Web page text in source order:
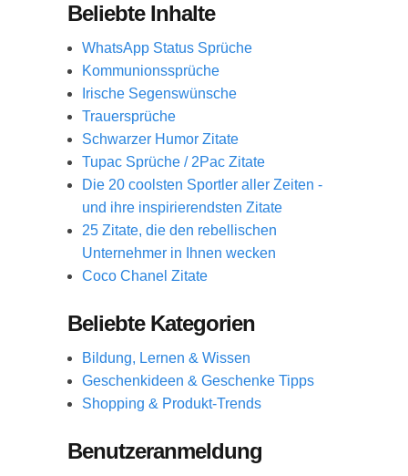
Beliebte Inhalte
WhatsApp Status Sprüche
Kommunionssprüche
Irische Segenswünsche
Trauersprüche
Schwarzer Humor Zitate
Tupac Sprüche / 2Pac Zitate
Die 20 coolsten Sportler aller Zeiten -
und ihre inspirierendsten Zitate
25 Zitate, die den rebellischen
Unternehmer in Ihnen wecken
Coco Chanel Zitate
Beliebte Kategorien
Bildung, Lernen & Wissen
Geschenkideen & Geschenke Tipps
Shopping & Produkt-Trends
Benutzeranmeldung